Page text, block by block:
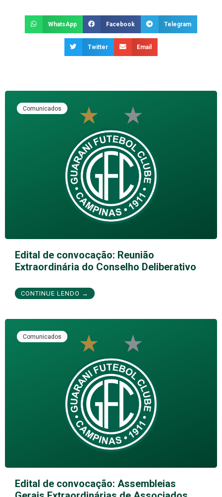
WhatsApp Facebook Telegram
Twitter Email
Comunicados
Edital de convocação: Reunião
Extraordinária do Conselho Deliberativo
CONTINUE LENDO →
Comunicados
Edital de convocação: Assembleias